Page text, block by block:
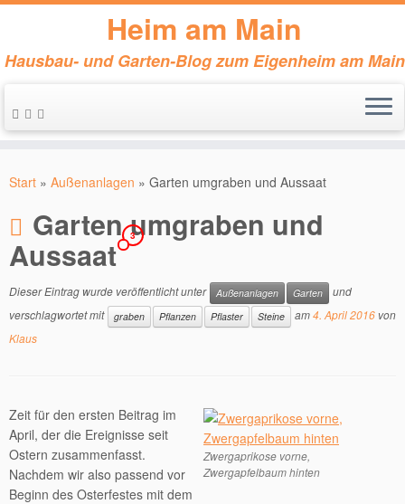
Inhalt
Heim am Main
Hausbau- und Garten-Blog zum Eigenheim am Main
Start » Außenanlagen » Garten umgraben und Aussaat
Garten umgraben und
Aussaat 3
Dieser Eintrag wurde veröffentlicht unter Außenanlagen Garten
und
verschlagwortet mit
graben Pflanzen Pflaster Steine am4. April 2016 von
Klaus
Zwergaprikose vorne,
Zwergapfelbaum hinten
Zeit für den ersten Beitrag im
April, der die Ereignisse seit
Ostern zusammenfasst.
Nachdem wir also passend vor
Beginn des Osterfestes mit dem